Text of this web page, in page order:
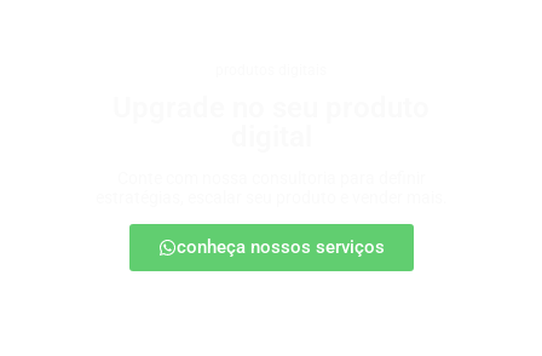
conheça nossos serviços